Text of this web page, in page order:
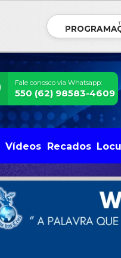
Fale conosco via Whatsapp:
550 (62) 98583-4609
Vídeos Recados